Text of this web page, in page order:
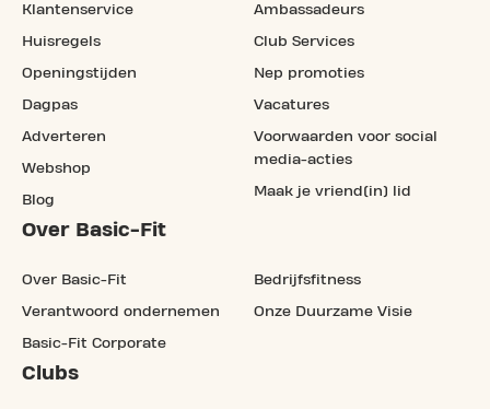
Klantenservice
Huisregels
Openingstijden
Dagpas
Adverteren
Webshop
Blog
Ambassadeurs
Club Services
Nep promoties
Vacatures
Voorwaarden voor social
media-acties
Maak je vriend(in) lid
Over Basic-Fit
Over Basic-Fit
Verantwoord ondernemen
Basic-Fit Corporate
Bedrijfsfitness
Onze Duurzame Visie
Clubs